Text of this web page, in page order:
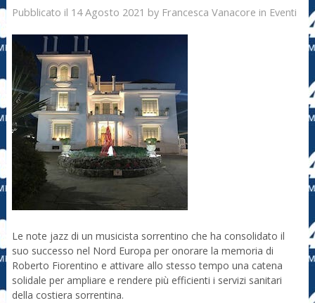
Pubblicato il 14 Agosto 2021 by Francesca Vanacore in Eventi
Le note jazz di un musicista sorrentino che ha consolidato il
suo successo nel Nord Europa per onorare la memoria di
Roberto Fiorentino e attivare allo stesso tempo una catena
solidale per ampliare e rendere più efficienti i servizi sanitari
della costiera sorrentina.